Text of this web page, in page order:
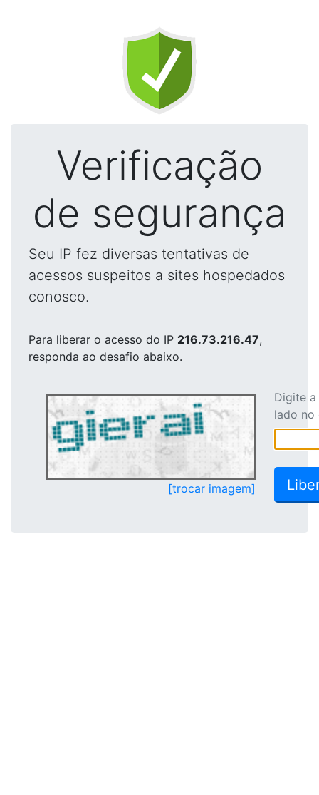
Verificação
de segurança
Seu IP fez diversas tentativas de
acessos suspeitos a sites hospedados
conosco.
Para liberar o acesso do IP 216.73.216.47,
responda ao desafio abaixo.
[trocar imagem]
Digite
lado no